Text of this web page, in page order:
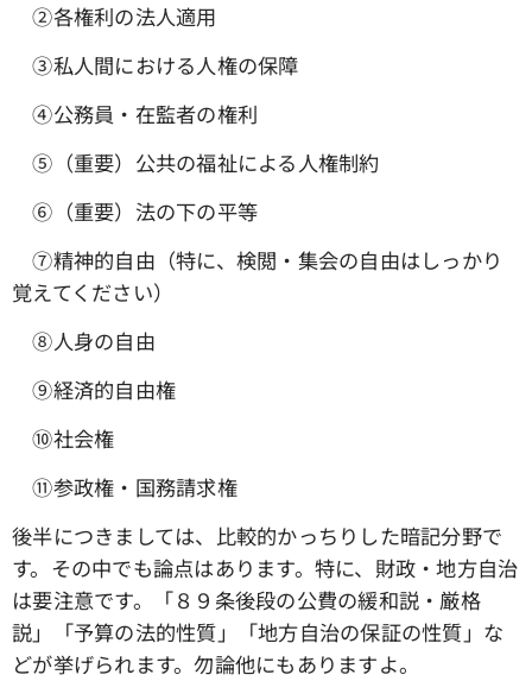
➁各権利の法人適用
③私人間における人権の保障
④公務員・在監者の権利
➄（重要）公共の福祉による人権制約
⑥（重要）法の下の平等
⑦精神的自由（特に、検閲・集会の自由はしっかり
覚えてください）
⑧人身の自由
⑨経済的自由権
⑩社会権
⑪参政権・国務請求権
後半につきましては、比較的かっちりした暗記分野で
す。その中でも論点はあります。特に、財政・地方自治
は要注意です。「８９条後段の公費の緩和説・厳格
説」「予算の法的性質」「地方自治の保証の性質」な
どが挙げられます。勿論他にもありますよ。